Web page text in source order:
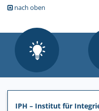
nach oben
IPH – Institut für